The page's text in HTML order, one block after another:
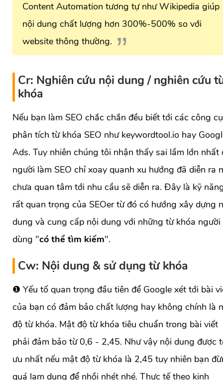
Content Automation tương tự như Wikipedia giúp
nội dung chất lượng hơn 300%-500% so với
website thông thường.
Cr: Nghiên cứu nội dung / nghiên cứu
khóa
Nếu bạn làm SEO chắc chắn đều biết tới các công cụ
phân tích từ khóa SEO như keywordtool.io hay
Ads. Tuy nhiên chúng tôi nhận thấy sai lầm lớn nhất
người làm SEO chỉ xoay quanh xu hướng đã diễn ra
chưa quan tâm tới nhu cầu sẽ diễn ra. Đây là kỹ
rất quan trọng của SEOer từ đó có hướng xây dựng
dung và cung cấp nội dung với những từ khóa người
dùng "có thể tìm kiếm".
Cw: Nội dung & sử dụng từ khóa
❶ Yếu tố quan trọng đầu tiên để Google xét tới bài
của bạn có đảm bảo chất lượng hay không chính là
độ từ khóa. Mật độ từ khóa tiêu chuẩn trong bài viết
phải đảm bảo từ 0,6 - 2,45. Như vậy nội dung được
ưu nhất nếu mật độ từ khóa là 2,45 tuy nhiên bạn
quá lạm dụng để nhồi nhét nhé. Thực tế theo kinh